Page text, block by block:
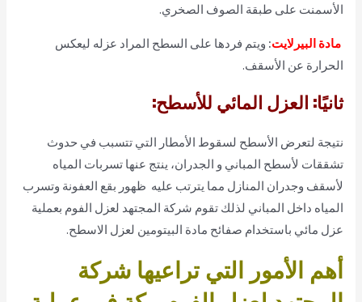
الأسمنت على طبقة الصوف الصخري.
مادة البيرلايت: ويتم فردها على السطح المراد عزله ليعكس
الحرارة عن الأسقف.
ثانيًا: العزل المائي للأسطح:
نتيجة لتعرض الأسطح لسقوط الأمطار التي تتسبب في حدوث
تشققات لأسطح المباني و الجدران، ينتج عنها تسربات المياه
لأسقف وجدران المنازل مما يترتب عليه ظهور بقع العفونة وتسرب
المياه داخل المباني لذلك تقوم شركة المجتهد لعزل الفوم بعملية
عزل مائي باستخدام صفائح مادة البيتومين لعزل الاسطح.
أهم الأمور التي تراعيها شركة